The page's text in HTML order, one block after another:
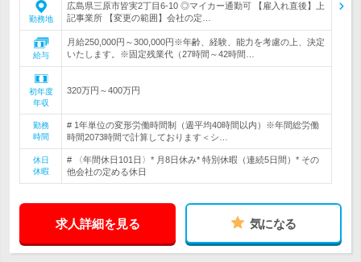
勤務地
広島県三原市皆実2丁目6-10 ◎マイカー通勤可 【雇入れ直後】上
記事業所 【変更の範囲】会社の定…
給与
月給250,000円～300,000円※年齢、経験、能力を考慮の上、決定
いたします。※固定残業代（27時間～42時間…
初年度
年収
320万円～400万円
勤務
時間
# 1年単位の変形労働時間制（週平均40時間以内）※年間総労働
時間2073時間で計算しております＜シ…
休日
休暇
# 〈年間休日101日〉* 月8日休み* 特別休暇（連続5日間）* その
他会社の定める休日
求人詳細を見る 気になる